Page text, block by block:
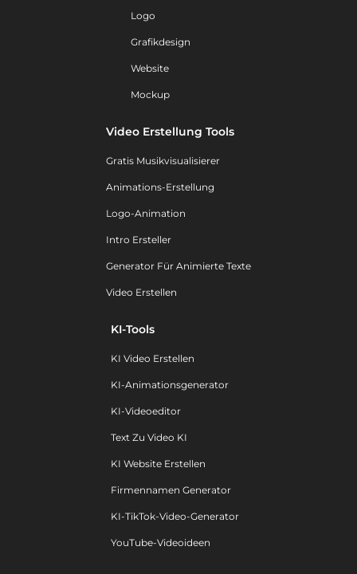
Logo
Grafikdesign
Website
Mockup
Video Erstellung Tools
Gratis Musikvisualisierer
Animations-Erstellung
Logo-Animation
Intro Ersteller
Generator Für Animierte Texte
Video Erstellen
KI-Tools
KI Video Erstellen
KI-Animationsgenerator
KI-Videoeditor
Text Zu Video KI
KI Website Erstellen
Firmennamen Generator
KI-TikTok-Video-Generator
YouTube-Videoideen